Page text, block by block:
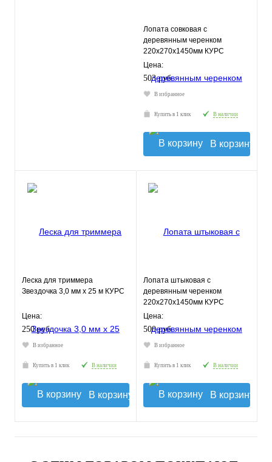
Лопата совковая с
деревянным черенком
220х270х1450мм КУРС
Цена:
503 руб.
В избранное
Купить в 1 клик В наличии
В корзину
Леска для триммера
Звездочка 3,0 мм х 25 м КУРС
Цена:
250 руб.
В избранное
Купить в 1 клик В наличии
В корзину
Лопата штыковая с
деревянным черенком
220х270х1450мм КУРС
Цена:
500 руб.
В избранное
Купить в 1 клик В наличии
В корзину